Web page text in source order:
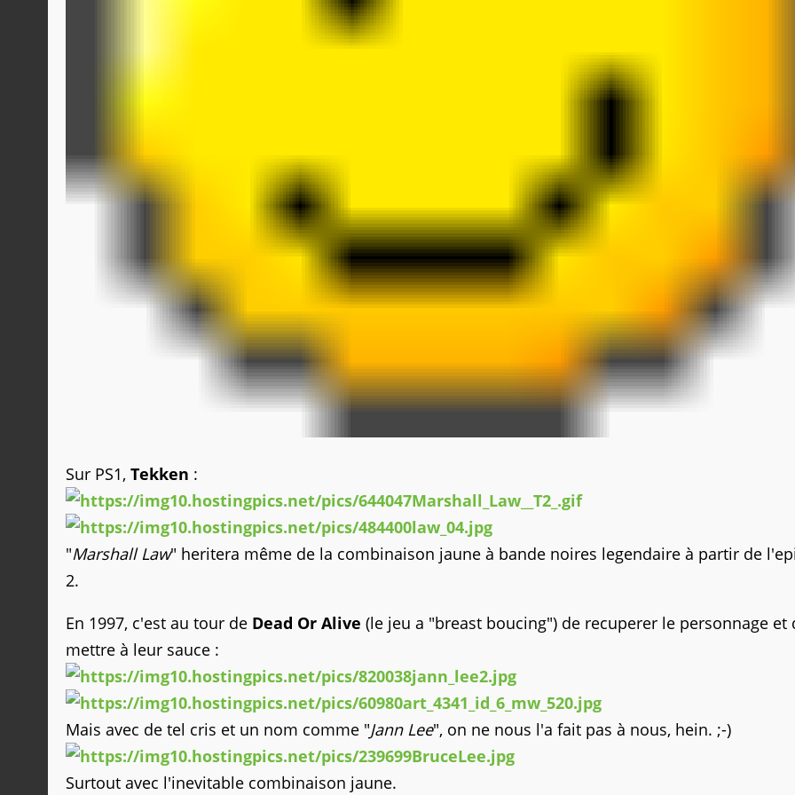
Sur PS1, Tekken :
"Marshall Law" heritera même de la combinaison jaune à bande noires legendaire à partir de
2.
En 1997, c'est au tour de Dead Or Alive (le jeu a "breast boucing") de recuperer le personnage et
mettre à leur sauce :
Mais avec de tel cris et un nom comme "Jann Lee", on ne nous l'a fait pas à nous, hein. ;-)
Surtout avec l'inevitable combinaison jaune.